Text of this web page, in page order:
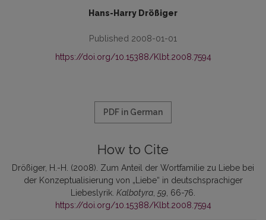
Hans-Harry Drößiger
Published 2008-01-01
https://doi.org/10.15388/Klbt.2008.7594
PDF in German
How to Cite
Drößiger, H.-H. (2008). Zum Anteil der Wortfamilie zu Liebe bei
der Konzeptualisierung von „Liebe“ in deutschsprachiger
Liebeslyrik. Kalbotyra 59 , 66-76.
https://doi.org/10.15388/Klbt.2008.7594